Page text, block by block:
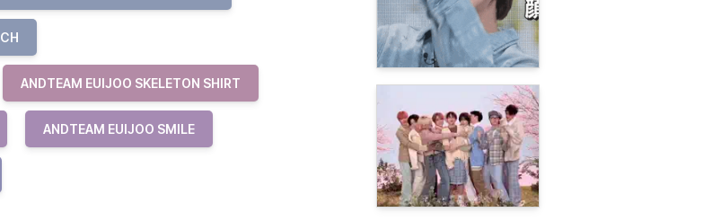
ANDTEAM EUIJOO SKELETON SHIRT
ANDTEAM EUIJOO SMILE